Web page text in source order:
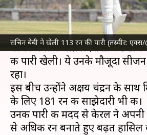
सचिन बेबी ने खेली 113 रन की पारी (तस्वीर:
क्या है खबर?
रणजी ट्रॉफी2023-24 मेंकेरल
सचिन बेबी ने आंध्र प्रदेश क्रिकेट
की पारी खेली। ये उनके मौजूदा
रहा।
इस बीच उन्होंने अक्षय चंद्रन के साथ
के लिए 181 रन की साझेदारी भी की।
उनकी पारी की मदद से केरल ने अपनी
से अधिक रन बनाते हुए बढ़त हासिल